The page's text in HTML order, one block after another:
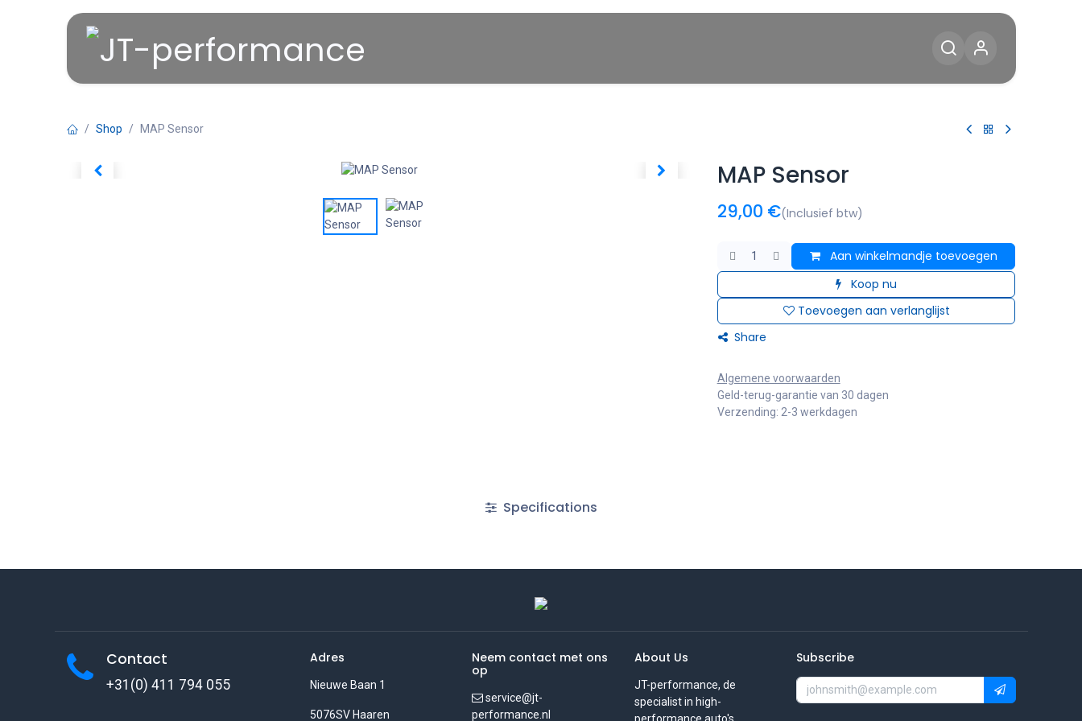
Shop MAP Sensor
MAP Sensor
29,00 €(Inclusief btw)
Aan winkelmandje toevoegen
Koop nu
Toevoegen aan verlanglijst
Share
Algemene voorwaarden
Geld-terug-garantie van 30 dagen
Verzending: 2-3 werkdagen
Specifications
Contact
+31(0) 411 794 055
Adres
Nieuwe Baan 1
5076SV Haaren
Neem contact met ons
op
service@jt-
performance.nl
About Us
JT-performance, de
specialist in high-
Subscribe